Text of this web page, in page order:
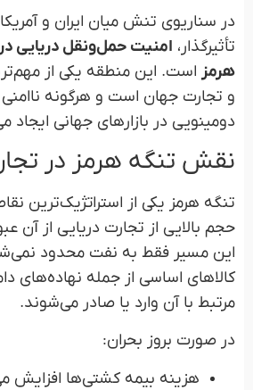
در سناریوی تنش میان ایران و
تأثیرگذار، امنیت حمل‌ونقل دریایی
هرمز است. این منطقه یکی از
و تجارت جهان است و هرگونه ناامنی
دومینویی در بازارهای جهانی ایجاد
نقش تنگه هرمز در
تنگه هرمز یکی از استراتژیک‌ترین
حجم بالایی از تجارت دریایی از آن
این مسیر فقط به نفت محدود
کالاهای اساسی از جمله نهاده‌های
مرتبط با آن وارد یا صادر می‌شوند.
در صورت بروز بحران:
هزینه بیمه کشتی‌ها افزایش